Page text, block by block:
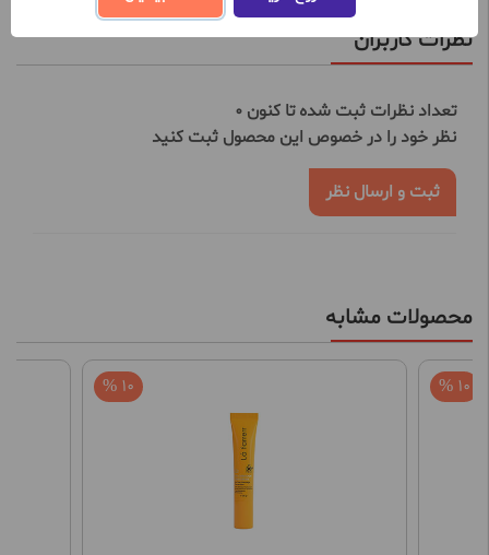
نظرات کاربران
تعداد نظرات ثبت شده تا کنون 0
نظر خود را در خصوص این محصول ثبت کنید
ثبت و ارسال نظر
محصولات مشابه
10 % 10 %